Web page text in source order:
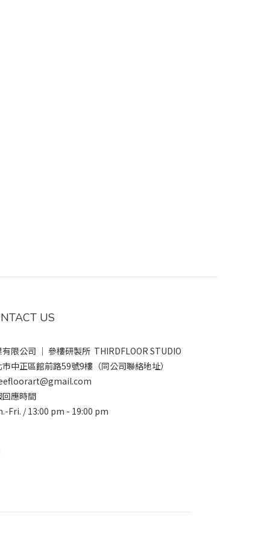
US
有限公司 ｜ 參樓研製所 THIRDFLOOR STUDIO
中正區館前路59號9樓（同公司聯絡地址）
回應時間
Fri. / 13:00 pm - 19:00 pm